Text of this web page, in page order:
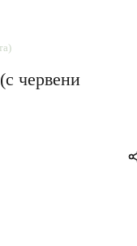
червени